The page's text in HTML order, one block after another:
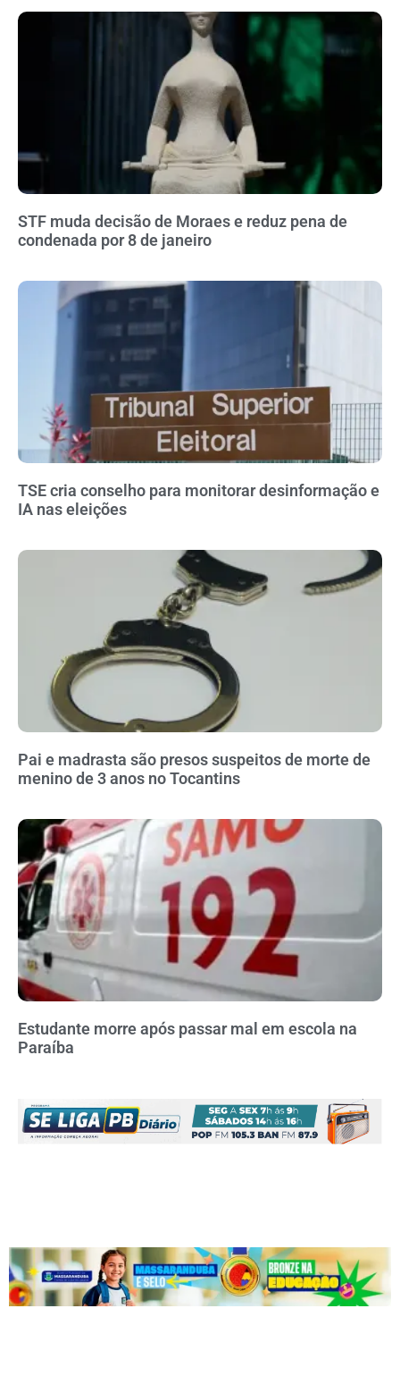
STF muda decisão de Moraes e reduz pena de
condenada por 8 de janeiro
TSE cria conselho para monitorar desinformação e
IA nas eleições
Pai e madrasta são presos suspeitos de morte de
menino de 3 anos no Tocantins
Estudante morre após passar mal em escola na
Paraíba